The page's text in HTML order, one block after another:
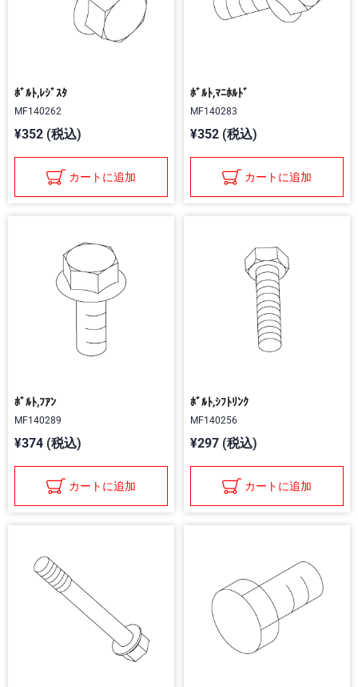
ﾎﾞﾙﾄ,ﾚｼﾞｽﾀ
MF140262
¥352 (税込)
カートに追加
ﾎﾞﾙﾄ,ﾏﾆﾎﾙﾄﾞ
MF140283
¥352 (税込)
カートに追加
ﾎﾞﾙﾄ,ﾌｱﾝ
MF140289
¥374 (税込)
カートに追加
ﾎﾞﾙﾄ,ｼﾌﾄﾘﾝｸ
MF140256
¥297 (税込)
カートに追加